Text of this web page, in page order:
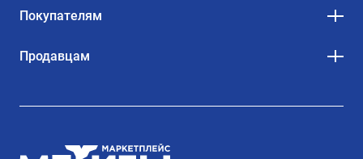
Покупателям
Продавцам